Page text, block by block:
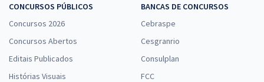
CONCURSOS PÚBLICOS
Concursos 2026
Concursos Abertos
Editais Publicados
Histórias Visuais
BANCAS DE CONCURSOS
Cebraspe
Cesgranrio
Consulplan
FCC